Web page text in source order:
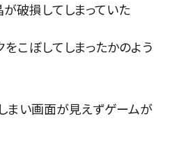
破損してしまっていた
をこぼしてしまったかのよう
まい画面が見えずゲームが